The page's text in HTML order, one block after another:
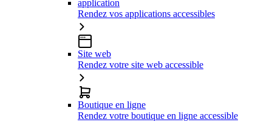
application
Rendez vos applications accessibles
Site web
Rendez votre site web accessible
Boutique en ligne
Rendez votre boutique en ligne accessible